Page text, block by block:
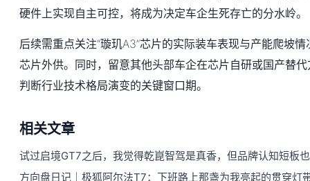
硬件上实现自主可控，将成为决定车企生死存亡的分水岭。
后续需重点关注“璇玑A3”芯片的实际装车表现与产能爬坡
芯片外供。同时，留意其他头部车企在芯片自研或国产替
判断行业技术格局演变的关键窗口期。
相关文章
试过启境GT7之后，我觉得乾崑智驾是真香，但品牌认知短板
方向盘日记｜极狐阿尔法T7：下班路上那盏为我亮起的贯穿灯